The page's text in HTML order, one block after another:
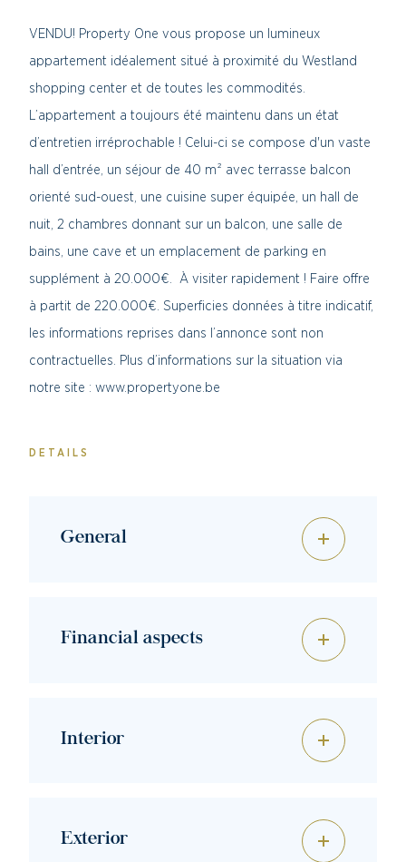
VENDU! Property One vous propose un lumineux
appartement idéalement situé à proximité du Westland
shopping center et de toutes les commodités.
L’appartement a toujours été maintenu dans un état
d’entretien irréprochable ! Celui-ci se compose d'un vaste
hall d’entrée, un séjour de 40 m² avec terrasse balcon
orienté sud-ouest, une cuisine super équipée, un hall de
nuit, 2 chambres donnant sur un balcon, une salle de
bains, une cave et un emplacement de parking en
supplément à 20.000€. À visiter rapidement ! Faire offre
à partit de 220.000€. Superficies données à titre indicatif,
les informations reprises dans l’annonce sont non
contractuelles. Plus d’informations sur la situation via
notre site : www.propertyone.be
DETAILS
General
Financial aspects
Interior
Exterior